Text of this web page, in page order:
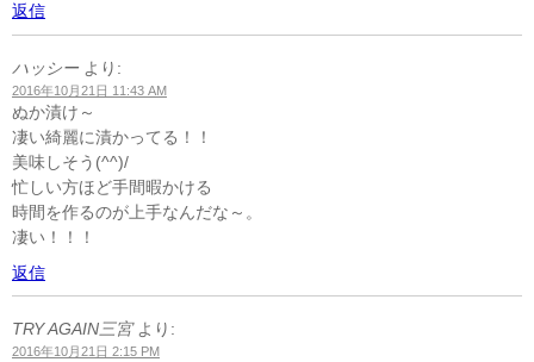
返信
ハッシー より:
2016年10月21日 11:43 AM
ぬか漬け～
凄い綺麗に漬かってる！！
美味しそう(^^)/
忙しい方ほど手間暇かける
時間を作るのが上手なんだな～。
凄い！！！
返信
TRY AGAIN三宮 より:
2016年10月21日 2:15 PM